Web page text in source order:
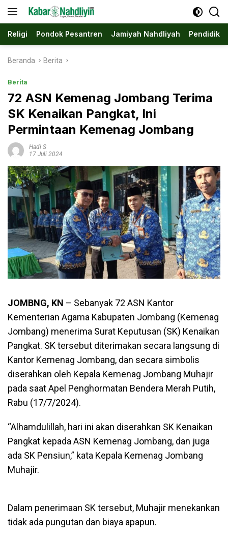
Religi Pondok Pesantren Jamiyah Nahdliyah
Beranda Berita
Berita
72 ASN Kemenag Jombang Terima
SK Kenaikan Pangkat, Ini
Permintaan Kemenag Jombang
Hadi S
17 Juli 2024
JOMBNG, KN – Sebanyak 72 ASN Kantor
Kementerian Agama Kabupaten Jombang (Kemenag
Jombang) menerima Surat Keputusan (SK) Kenaikan
Pangkat. SK tersebut diterimakan secara langsung di
Kantor Kemenag Jombang, dan secara simbolis
diserahkan oleh Kepala Kemenag Jombang Muhajir
pada saat Apel Penghormatan Bendera Merah Putih,
Rabu (17/7/2024).
“Alhamdulillah, hari ini akan diserahkan SK Kenaikan
Pangkat kepada ASN Kemenag Jombang, dan juga
ada SK Pensiun,” kata Kepala Kemenag Jombang
Muhajir.
Dalam penerimaan SK tersebut, Muhajir menekankan
tidak ada pungutan dan biaya apapun.